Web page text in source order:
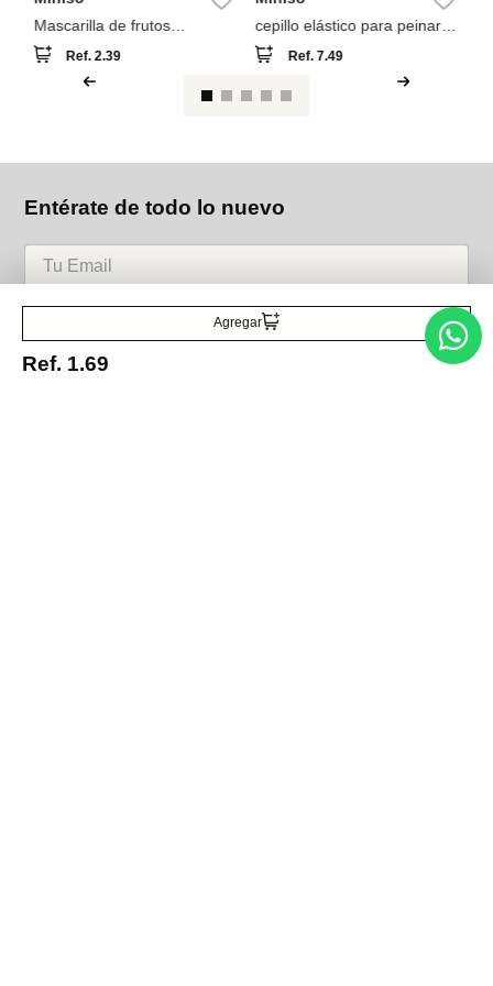
Agregar
Ref. 1.69
Mascarilla de frutos
colección tsum (cereza)
Ref.2.39
cepillo elástico para peinar
galax moonlight
Ref. 7.49
Entérate de todo lo nuevo
Acepto la política de tratamiento de datos personales Suscribirse
Acerca de nosotros